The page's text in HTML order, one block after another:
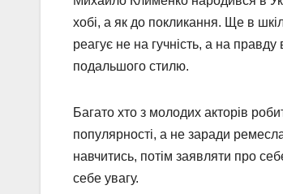
хобі, а як до покликання. Ще в
реагує не на гучність, а на
подальшого стилю.
Багато хто з молодих акторів
популярності, а не заради
навчитись, потім заявляти про
себе увагу.